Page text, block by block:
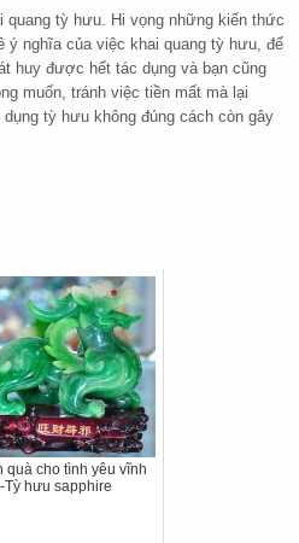
quang tỳ hưu. Hi vọng những kiến thức
ý nghĩa của việc khai quang tỳ hưu, để
huy được hết tác dụng và bạn cũng
muốn, tránh việc tiền mất mà lại
tỳ hưu không đúng cách còn gây
quà cho tình yêu vĩnh
Tỳ hưu sapphire